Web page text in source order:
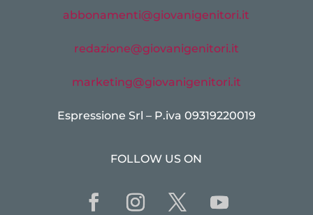
abbonamenti@giovanigenitori.it
redazione@giovanigenitori.it
marketing@giovanigenitori.it
Espressione Srl – P.iva 09319220019
FOLLOW US ON